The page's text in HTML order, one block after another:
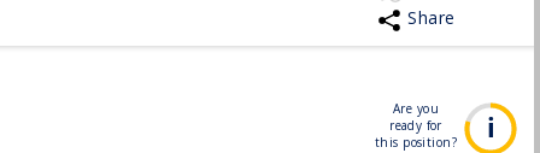
Share
Are you
ready for
this position?